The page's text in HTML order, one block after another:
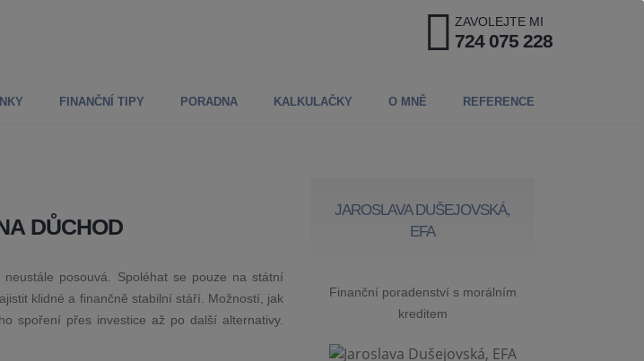
ZAVOLEJTE MI
724 075 228
FINANČNÍ TIPY PORADNA KALKULAČKY O MNĚ REFERENCE
DŮCHOD
posouvá. Spoléhat se pouze na státní
klidné a finančně stabilní stáří. Možností, jak
spoření přes investice až po další alternativy.
JAROSLAVA DUŠEJOVSKÁ,
EFA
Finanční poradenství s morálním
kreditem